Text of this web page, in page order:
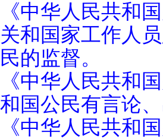
《中华人民共和
关和国家工作人
民的监督。
《中华人民共和
和国公民有言论
《中华人民共和